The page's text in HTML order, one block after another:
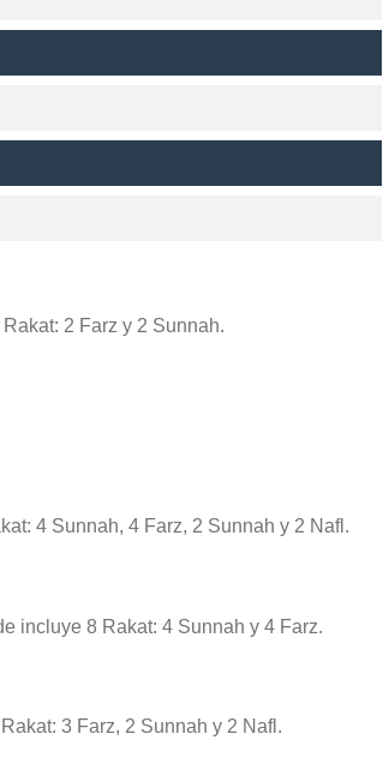
2 Farz y 2 Sunnah.
4 Sunnah, 4 Farz, 2 Sunnah y 2 Nafl.
incluye 8 Rakat: 4 Sunnah y 4 Farz.
3 Farz, 2 Sunnah y 2 Nafl.